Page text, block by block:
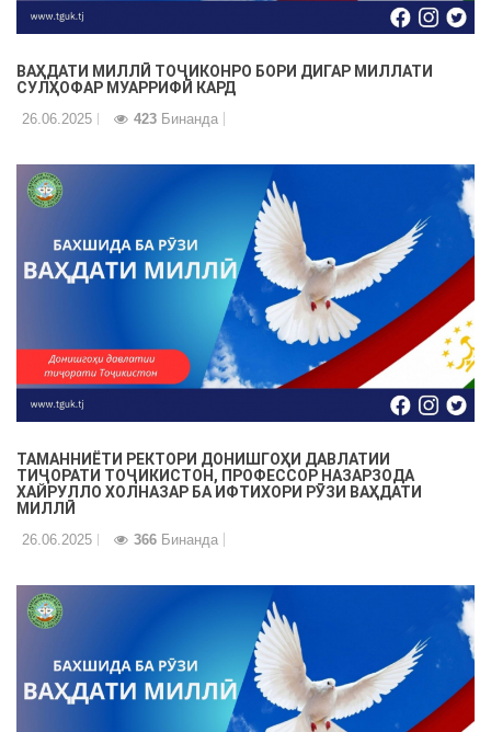
ВАҲДАТИ МИЛЛӢ ТОҶИКОНРО БОРИ ДИГАР МИЛЛАТИ
СУЛҲОФАР МУАРРИФӢ КАРД
26.06.2025 423 Бинанда
ТАМАННИЁТИ РЕКТОРИ ДОНИШГОҲИ ДАВЛАТИИ
ТИҶОРАТИ ТОҶИКИСТОН, ПРОФЕССОР НАЗАРЗОДА
ХАЙРУЛЛО ХОЛНАЗАР БА ИФТИХОРИ РӮЗИ ВАҲДАТИ
МИЛЛӢ
26.06.2025 366 Бинанда